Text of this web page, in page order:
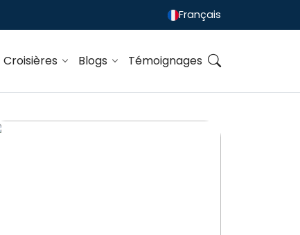
Français
Croisières Blogs Témoignages